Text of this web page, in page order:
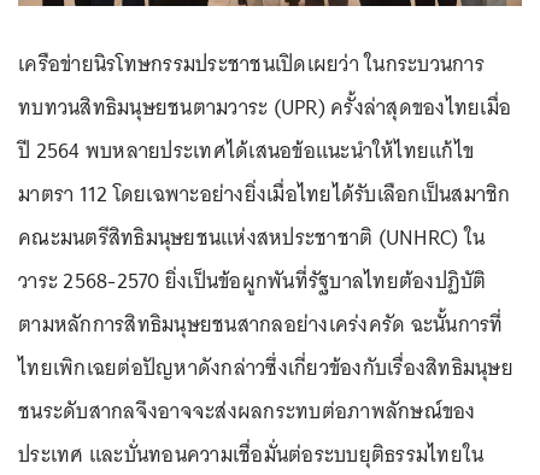
เครือข่ายนิรโทษกรรมประชาชนเปิดเผยว่า ในกระบวนการ
ทบทวนสิทธิมนุษยชนตามวาระ (UPR) ครั้งล่าสุดของไทยเมื่อ
ปี 2564 พบหลายประเทศได้เสนอข้อแนะนำให้ไทยแก้ไข
มาตรา 112 โดยเฉพาะอย่างยิ่งเมื่อไทยได้รับเลือกเป็นสมาชิก
คณะมนตรีสิทธิมนุษยชนแห่งสหประชาชาติ (UNHRC) ใน
วาระ 2568-2570 ยิ่งเป็นข้อผูกพันที่รัฐบาลไทยต้องปฏิบัติ
ตามหลักการสิทธิมนุษยชนสากลอย่างเคร่งครัด ฉะนั้นการที่
ไทยเพิกเฉยต่อปัญหาดังกล่าวซึ่งเกี่ยวข้องกับเรื่องสิทธิมนุษย
ชนระดับสากลจึงอาจจะส่งผลกระทบต่อภาพลักษณ์ของ
ประเทศ และบั่นทอนความเชื่อมั่นต่อระบบยุติธรรมไทยใน